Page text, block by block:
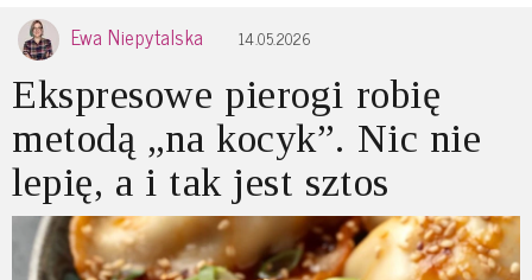
Ewa Niepytalska 14.05.2026
Ekspresowe pierogi robię
metodą „na kocyk”. Nic nie
lepię, a i tak jest sztos